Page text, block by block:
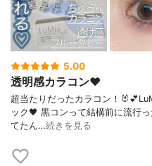
5.00
透明感カラコン♥︎
超当たりだったカラコン！
ック🖤 黒コンって結構前に流行
てたん…続きを見る